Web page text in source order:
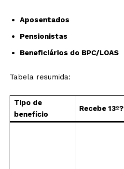
Aposentados
Pensionistas
Beneficiários do BPC/LOAS
Tabela resumida:
Tipo de
benefício
Recebe 13º?